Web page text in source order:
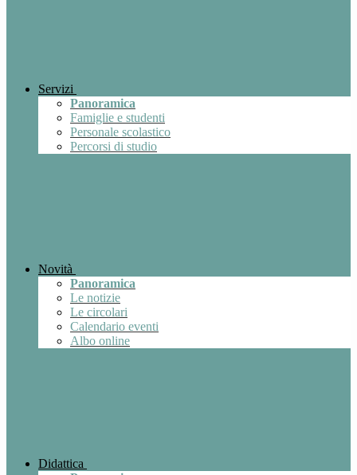
Servizi
Panoramica
Famiglie e studenti
Personale scolastico
Percorsi di studio
Novità
Panoramica
Le notizie
Le circolari
Calendario eventi
Albo online
Didattica